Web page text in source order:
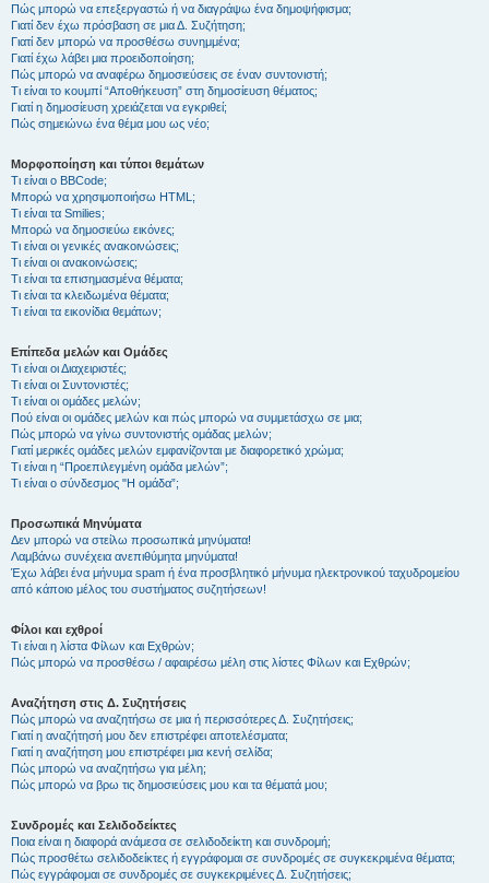
Πώς μπορώ να επεξεργαστώ ή να διαγράψω ένα δημοψήφισμα;
Γιατί δεν έχω πρόσβαση σε μια Δ. Συζήτηση;
Γιατί δεν μπορώ να προσθέσω συνημμένα;
Γιατί έχω λάβει μια προειδοποίηση;
Πώς μπορώ να αναφέρω δημοσιεύσεις σε έναν συντονιστή;
Τι είναι το κουμπί “Αποθήκευση” στη δημοσίευση θέματος;
Γιατί η δημοσίευση χρειάζεται να εγκριθεί;
Πώς σημειώνω ένα θέμα μου ως νέο;
Μορφοποίηση και τύποι θεμάτων
Τι είναι ο BBCode;
Μπορώ να χρησιμοποιήσω HTML;
Τι είναι τα Smilies;
Μπορώ να δημοσιεύω εικόνες;
Τι είναι οι γενικές ανακοινώσεις;
Τι είναι οι ανακοινώσεις;
Τι είναι τα επισημασμένα θέματα;
Τι είναι τα κλειδωμένα θέματα;
Τι είναι τα εικονίδια θεμάτων;
Επίπεδα μελών και Ομάδες
Τι είναι οι Διαχειριστές;
Τι είναι οι Συντονιστές;
Τι είναι οι ομάδες μελών;
Πού είναι οι ομάδες μελών και πώς μπορώ να συμμετάσχω σε μια;
Πώς μπορώ να γίνω συντονιστής ομάδας μελών;
Γιατί μερικές ομάδες μελών εμφανίζονται με διαφορετικό χρώμα;
Τι είναι η “Προεπιλεγμένη ομάδα μελών”;
Τι είναι ο σύνδεσμος "Η ομάδα”;
Προσωπικά Μηνύματα
Δεν μπορώ να στείλω προσωπικά μηνύματα!
Λαμβάνω συνέχεια ανεπιθύμητα μηνύματα!
Έχω λάβει ένα μήνυμα spam ή ένα προσβλητικό μήνυμα ηλεκτρονικού ταχυδρομείου
από κάποιο μέλος του συστήματος συζητήσεων!
Φίλοι και εχθροί
Τι είναι η λίστα Φίλων και Εχθρών;
Πώς μπορώ να προσθέσω / αφαιρέσω μέλη στις λίστες Φίλων και Εχθρών;
Αναζήτηση στις Δ. Συζητήσεις
Πώς μπορώ να αναζητήσω σε μια ή περισσότερες Δ. Συζητήσεις;
Γιατί η αναζήτησή μου δεν επιστρέφει αποτελέσματα;
Γιατί η αναζήτηση μου επιστρέφει μια κενή σελίδα;
Πώς μπορώ να αναζητήσω για μέλη;
Πώς μπορώ να βρω τις δημοσιεύσεις μου και τα θέματά μου;
Συνδρομές και Σελιδοδείκτες
Ποια είναι η διαφορά ανάμεσα σε σελιδοδείκτη και συνδρομή;
Πώς προσθέτω σελιδοδείκτες ή εγγράφομαι σε συνδρομές σε συγκεκριμένα θέματα;
Πώς εγγράφομαι σε συνδρομές σε συγκεκριμένες Δ. Συζητήσεις;